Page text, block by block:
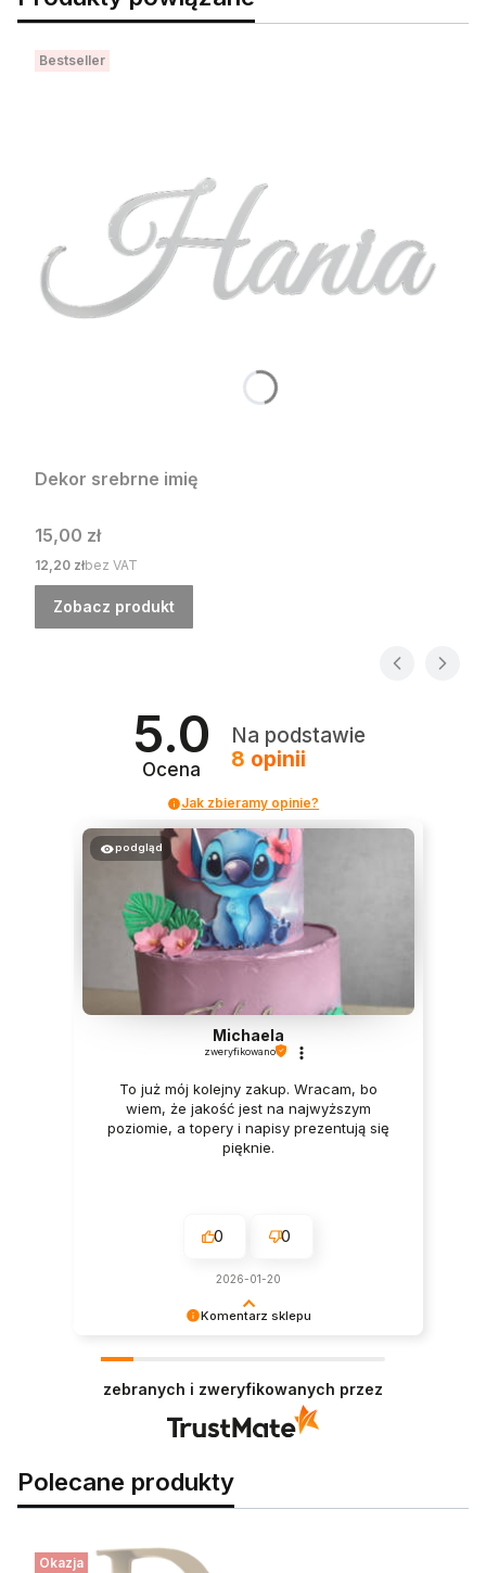
Bestseller
Dekor srebrne imię
Cena
15,00 zł
Cena
12,20 złbez VAT
Zobacz produkt
5.0
Ocena
Na podstawie
8 opinii
Jak zbieramy opinie?
Komentarz sklepu
że jesteśmy na właściwym torze :) Z
pozdrowieniami, obsługa sklepu.
podgląd
Michaela
zweryfikowano
To już mój kolejny zakup. Wracam, bo
wiem, że jakość jest na najwyższym
poziomie, a topery i napisy prezentują się
pięknie.
0 0
2026-01-20
zebranych i zweryfikowanych przez
Polecane produkty
Okazja